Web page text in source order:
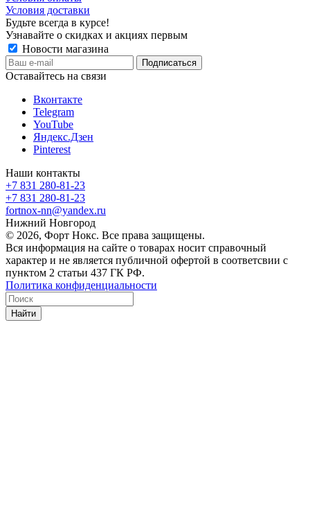
Условия доставки
Будьте всегда в курсе!
Узнавайте о скидках и акциях первым
Новости магазина
Оставайтесь на связи
Вконтакте
Telegram
YouTube
Яндекс.Дзен
Pinterest
Наши контакты
+7 831 280-81-23
+7 831 280-81-23
fortnox-nn@yandex.ru
Нижний Новгород
© 2026, Форт Нокс. Все права защищены.
Вся информация на сайте о товарах носит справочный
характер и не является публичной офертой в соответсвии с
пунктом 2 статьи 437 ГК РФ.
Политика конфиденциальности
Найти